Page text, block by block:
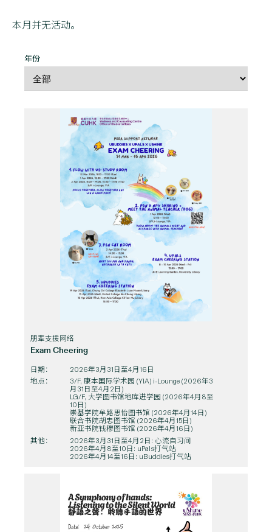
本月并无活动。
年份
朋辈支援网络
Exam Cheering
日期：
2026年3月31日至4月16日
地点：
3/F, 康本国际学术园 (YIA) i-Lounge (2026年3
月31日至4月2日)
LG/F, 大学图书馆地库进学园 (2026年4月8至
10日)
崇基学院牟路思怡图书馆 (2026年4月14日)
联合书院胡忠图书馆 (2026年4月15日)
新亚书院钱穆图书馆 (2026年4月16日)
其他：
2026年3月31日至4月2日: 心流自习间
2026年4月8至10日: uPals打气站
2026年4月14至16日: uBuddies打气站